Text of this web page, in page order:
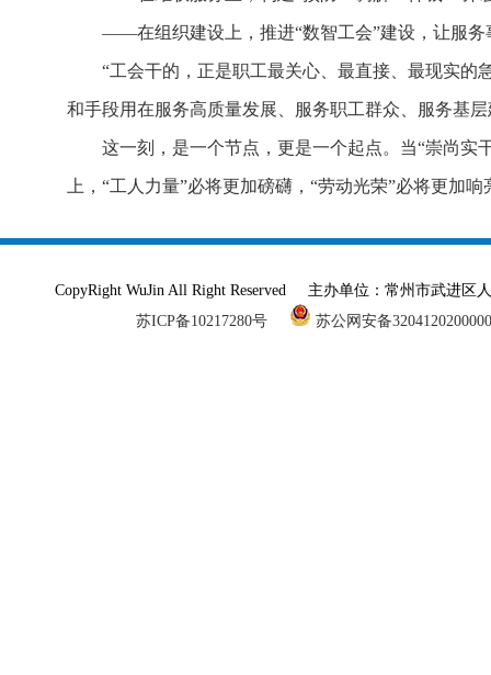
——在组织建设上，推进“数智工会”建设，让服务
“工会干的，正是职工最关心、最直接、最现实的
和手段用在服务高质量发展、服务职工群众、服务基
这一刻，是一个节点，更是一个起点。当“崇尚实
上，“工人力量”必将更加磅礴，“劳动光荣”必将更加响
CopyRight WuJin All Right Reserved 主办单位：常州市武进
苏ICP备10217280号
苏公网安备